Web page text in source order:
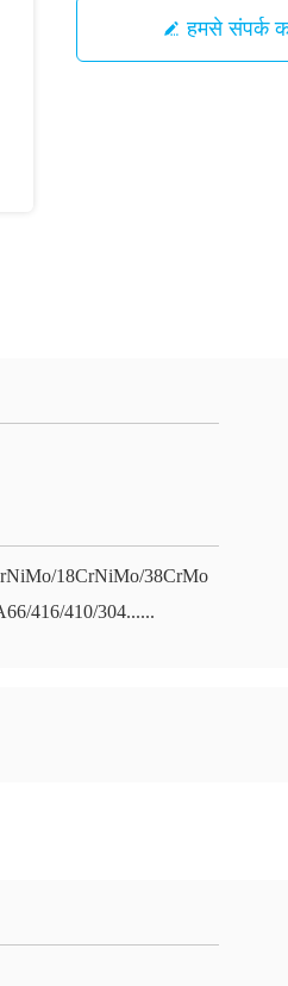
हमसे संपर्क
18CrNiMo/38CrMo
416/410/304......